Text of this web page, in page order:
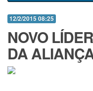
12/2/2015 08:25
NOVO
DA